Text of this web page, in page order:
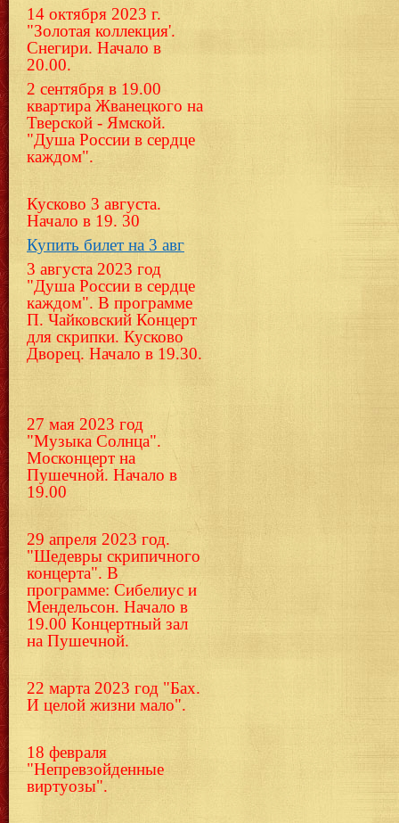
14 октября 2023 г.
"Золотая коллекция'.
Снегири. Начало в
20.00.
2 сентября в 19.00
квартира Жванецкого на
Тверской - Ямской.
"Душа России в сердце
каждом".
Кусково 3 августа.
Начало в 19. 30
Купить билет на 3 авг
3 августа 2023 год
"Душа России в сердце
каждом". В программе
П. Чайковский Концерт
для скрипки. Кусково
Дворец. Начало в 19.30.
27 мая 2023 год
"Музыка Солнца".
Москонцерт на
Пушечной. Начало в
19.00
29 апреля 2023 год.
"Шедевры скрипичного
концерта". В
программе: Сибелиус и
Мендельсон. Начало в
19.00 Концертный зал
на Пушечной.
22 марта 2023 год "Бах.
И целой жизни мало".
18 февраля
"Непревзойденные
виртуозы".